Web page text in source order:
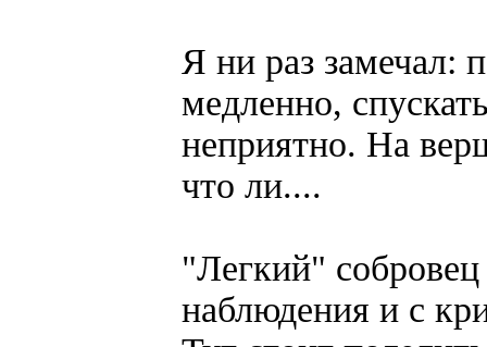
Я ни раз замечал:
медленно,
неприятно. На
что ли....
"Легкий"
наблюдения и с